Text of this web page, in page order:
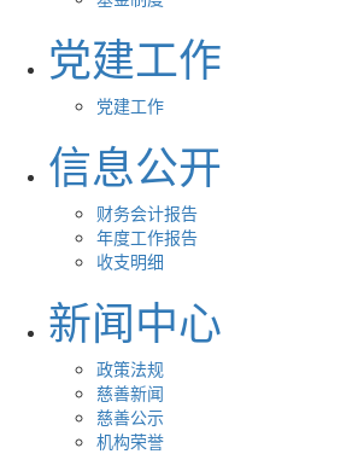
党建工作
党建工作
信息公开
财务会计报告
年度工作报告
收支明细
新闻中心
政策法规
慈善新闻
慈善公示
机构荣誉